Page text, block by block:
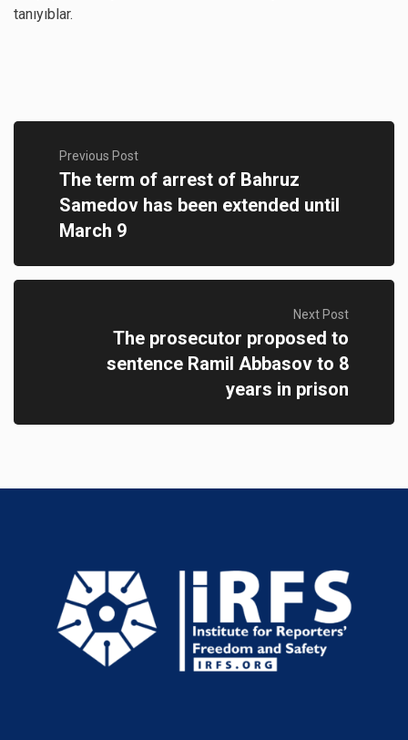
tanıyıblar.
Previous Post
The term of arrest of Bahruz
Samedov has been extended until
March 9
Next Post
The prosecutor proposed to
sentence Ramil Abbasov to 8
years in prison